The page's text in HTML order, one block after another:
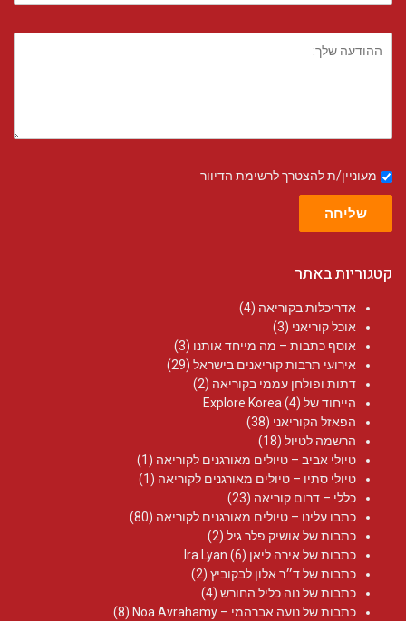
מעוניין/ת להצטרך לרשימת הדיוור
שליחה
קטגוריות באתר
אדריכלות בקוריאה (4)
אוכל קוריאני (3)
אוסף כתבות – מה מייחד אותנו (3)
אירועי תרבות קוריאנים בישראל (29)
דתות ופולחן עממי בקוריאה (2)
הייחוד של Explore Korea (4)
הפאזל הקוריאני (38)
הרשמה לטיול (18)
טיולי אביב – טיולים מאורגנים לקוריאה (1)
טיולי סתיו – טיולים מאורגנים לקוריאה (1)
כללי – דרום קוריאה (23)
כתבו עלינו – טיולים מאורגנים לקוריאה (80)
כתבות של אושיק פלר גיל (2)
כתבות של אירה ליאן Ira Lyan (6)
כתבות של ד״ר אלון לבקוביץ (2)
כתבות של נוה כליל החורש (4)
כתבות של נועה אברהמי – Noa Avrahamy‏
(8)